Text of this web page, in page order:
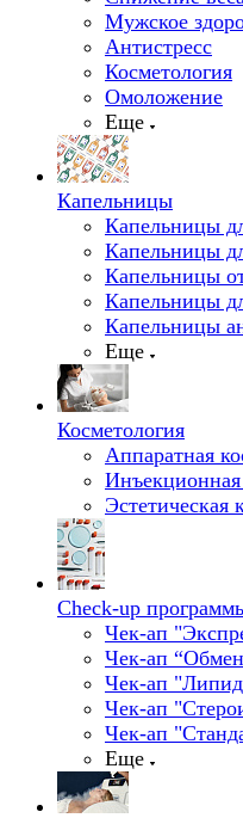
Мужское
Антистресс
Косметология
Омоложение
Еще
Капельницы
Капельницы
Капельницы
Капельницы
Капельницы
Капельницы
Еще
Косметология
Аппаратная
Инъекционная
Эстетическая
Check-up
Чек-ап
Чек-ап
Чек-ап
Чек-ап
Чек-ап
Еще